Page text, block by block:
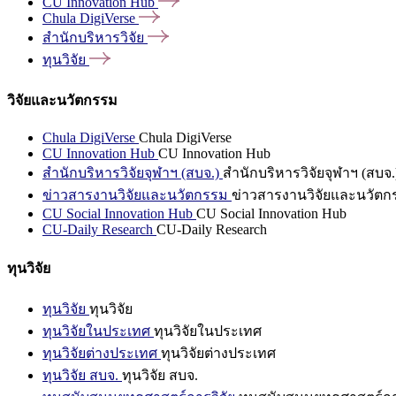
Chula DigiVerse
สำนักบริหารวิจัย
ทุนวิจัย
วิจัยและนวัตกรรม
Chula DigiVerse Chula DigiVerse
CU Innovation Hub CU Innovation Hub
สำนักบริหารวิจัยจุฬาฯ (สบจ.) สำนักบริหารวิจัยจุฬาฯ (สบจ
ข่าวสารงานวิจัยและนวัตกรรม ข่าวสารงานวิจัยและนวัตก
CU Social Innovation Hub CU Social Innovation Hub
CU-Daily Research CU-Daily Research
ทุนวิจัย
ทุนวิจัย ทุนวิจัย
ทุนวิจัยในประเทศ ทุนวิจัยในประเทศ
ทุนวิจัยต่างประเทศ ทุนวิจัยต่างประเทศ
ทุนวิจัย สบจ. ทุนวิจัย สบจ.